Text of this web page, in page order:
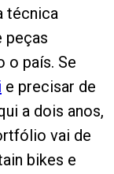
técnica
peças
o país. Se
e precisar de
a dois anos,
vai de
bikes e